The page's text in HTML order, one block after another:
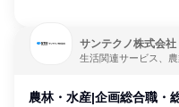
サンテクノ株式会社
生活関連サービス、
農林・水産|企画総合職・